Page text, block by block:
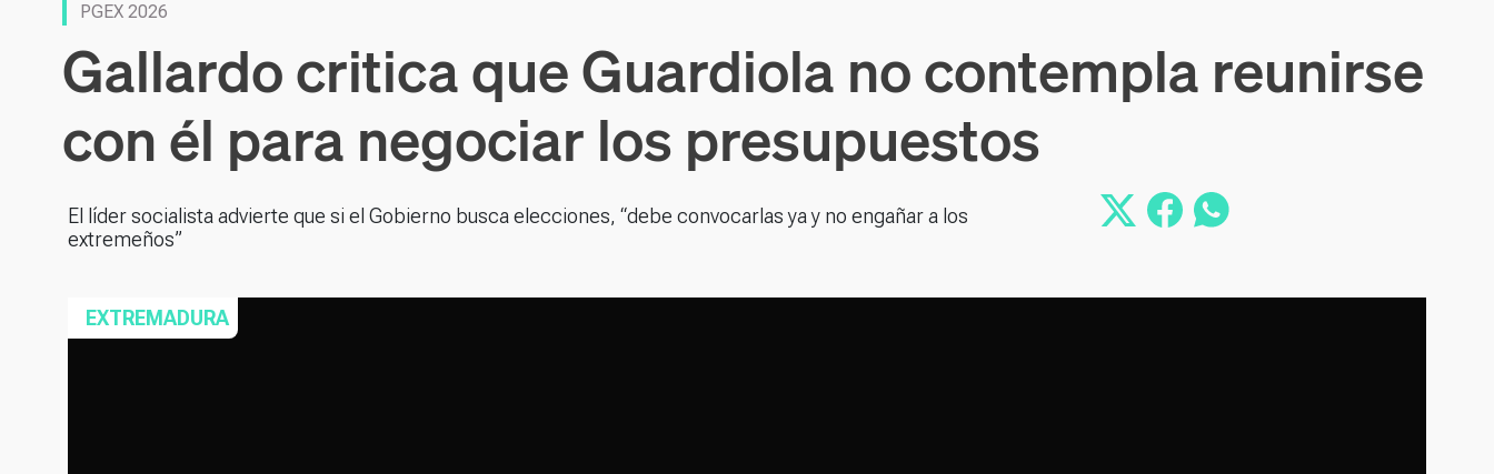
PGEX 2026
Gallardo critica que Guardiola no contempla reunirse
con él para negociar los presupuestos
El líder socialista advierte que si el Gobierno busca elecciones, “debe convocarlas ya y no engañar a los
extremeños”
EXTREMADURA